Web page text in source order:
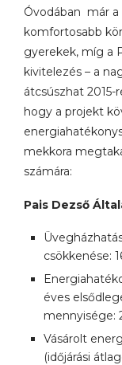
Óvodában már
komfortosabb
gyerekek, míg a
kivitelezés – a
átcsúszhat
hogy a projekt
mekkora
számára:
Pais Dezső
csökkenése:
éves
mennyisége:
Vásárolt
(időjárási